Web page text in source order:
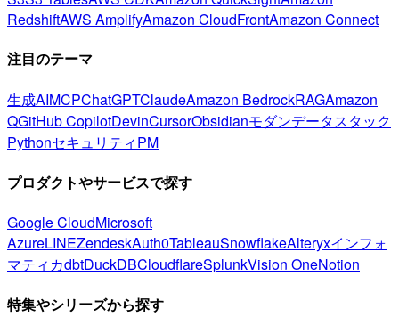
RedshiftAWS AmplifyAmazon CloudFrontAmazon Connect
注目のテーマ
生成AIMCPChatGPTClaudeAmazon BedrockRAGAmazon
QGitHub CopilotDevinCursorObsidianモダンデータスタック
PythonセキュリティPM
プロダクトやサービスで探す
Google CloudMicrosoft
AzureLINEZendeskAuth0TableauSnowflakeAlteryxインフォ
マティカdbtDuckDBCloudflareSplunkVision OneNotion
特集やシリーズから探す